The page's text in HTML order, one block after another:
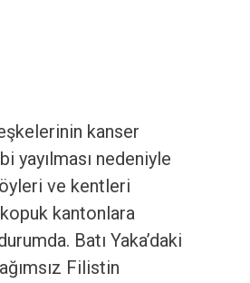
kanser
yayılması nedeniyle
ve kentleri
kantonlara
Batı Yaka’daki
Filistin